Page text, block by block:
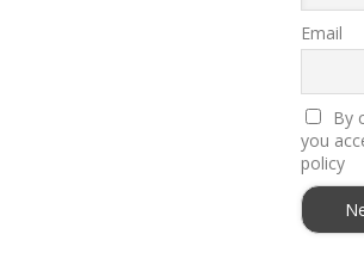
Email
By
you
policy